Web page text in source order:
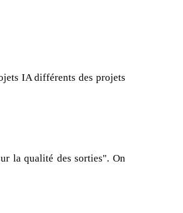
IA différents des projets
la qualité des sorties". On